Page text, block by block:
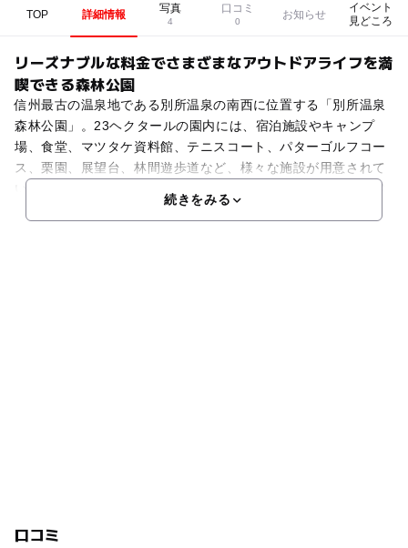
TOP 詳細情報 写真
4
口コミ
0
お知らせ
イベント
見どころ
リーズナブルな料金でさまざまなアウトドアライフを満
喫できる森林公園
信州最古の温泉地である別所温泉の南西に位置する「別所温泉
森林公園」。23ヘクタールの園内には、宿泊施設やキャンプ
場、食堂、マツタケ資料館、テニスコート、パターゴルフコー
ス、栗園、展望台、林間遊歩道など、様々な施設が用意されて
続きをみる
口コミ